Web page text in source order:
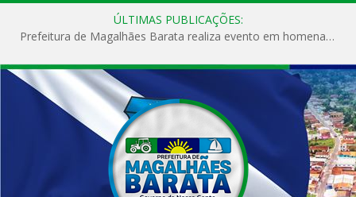
ÚLTIMAS PUBLICAÇÕES:
Prefeitura de Magalhães Barata realiza evento em homenagem ao Dia Internacional da Mulher